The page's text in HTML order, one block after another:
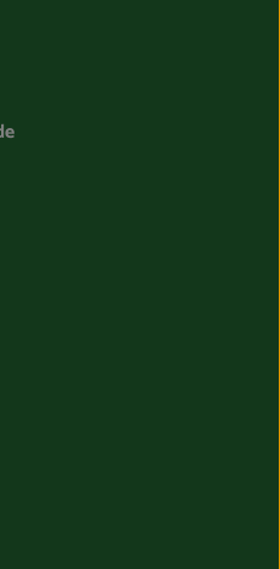
www.facebook.com/
https://www.tiktok.com/
zu https://whatsapp.com/